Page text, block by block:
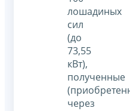
лошадиных
сил
(до
73,55
кВт),
полученные
через